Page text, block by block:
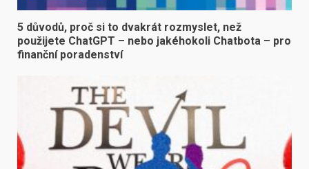
5 důvodů, proč si to dvakrát rozmyslet, než
použijete ChatGPT – nebo jakéhokoli Chatbota – pro
finanční poradenství